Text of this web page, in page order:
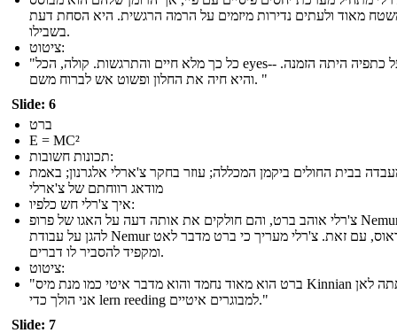
מאוד ולעתים נדירות מיזמים על הרמה הרגשית. היא הסחת דעת
בשבילו.
ציטוט:
"כל כך מלא חיים והתרגשות. קולה, הכל eyes-- שלה על כתפיה היתה הזמנה.
והיא חיה את החלון ופשוט אש לברוח משם. "
Slide: 6
ברט
E = MC²
תכונות חשובות:
בבית החולים ביקמן המכללה; עוזר בחקר צ'ארלי אלגרנון; באמת
מודאג רווחתם של צ'ארלי
איך צ'רלי חש כלפיו:
צ'רלי אוהב ברט, והם חולקים את אותה דעה על האגו של פרופ Nemur. הוא
להגן על עבודת Nemur ושטראוס, עם זאת. צ'רלי מעריך כי ברט מדבר לאט
ומקפיד להסביר לו דברים.
ציטוט:
"ברט הוא מאוד נחמד והוא מדבר איטי כמו מנת מיס Kinnian בכיתתה לאן
אני הולך כדי lern reeding למבוגרים איטיים."
Slide: 7